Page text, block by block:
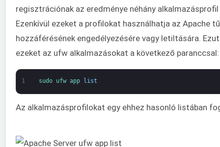
regisztrációnak az eredménye néhány
Ezenkívül ezeket a profilokat használhatja az Apache
hozzáférésének engedélyezésére vagy letiltására.
ezeket az ufw alkalmazásokat a következő paranccsal:
1 sudo ufw app list
Az alkalmazásprofilokat egy ehhez hasonló listában